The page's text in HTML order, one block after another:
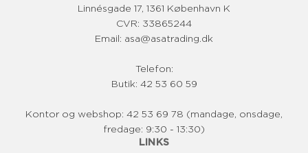
Linnésgade 17, 1361 København K
CVR: 33865244
Email: asa@asatrading.dk
Telefon:
Butik: 42 53 60 59
Kontor og webshop: 42 53 69 78 (mandage, onsdage,
fredage: 9:30 - 13:30)
LINKS